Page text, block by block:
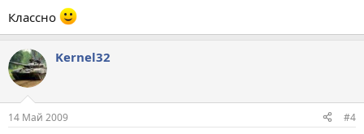
Классно
Kernel32
14 Май 2009 #4